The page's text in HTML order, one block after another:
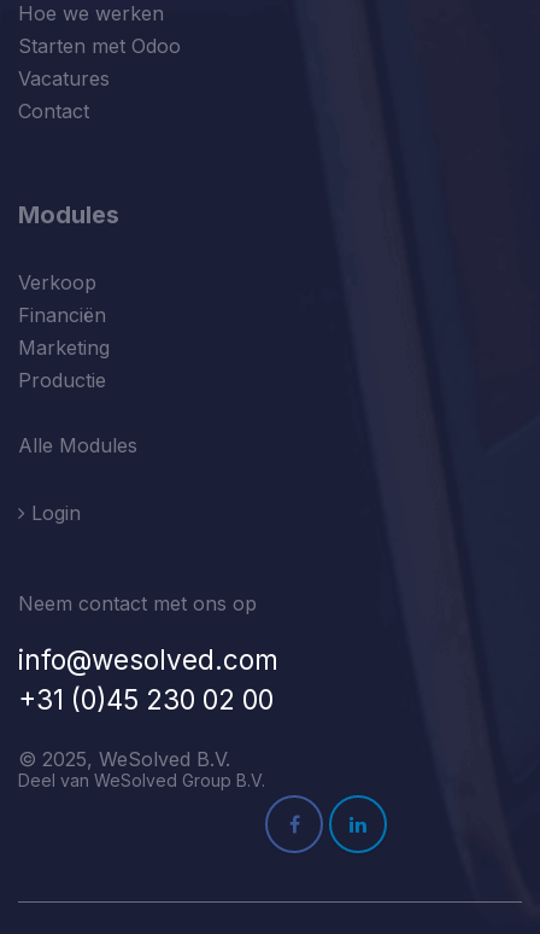
Hoe we werken
Starten met Odoo
Vacatures
Contact
Modules
Verkoop
Financiën
Marketing
Productie
Alle Modules
Login
Neem contact met ons op
info@wesolved.com
+31 (0)45 230 02 00
© 2025, WeSolved B.V.
Deel van WeSolved Group B.V.